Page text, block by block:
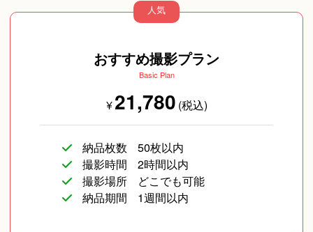
人気
おすすめ撮影プラン
Basic Plan
¥21,780 (税込)
納品枚数
50枚以内
撮影時間
2時間以内
撮影場所
どこでも可能
納品期間
1週間以内